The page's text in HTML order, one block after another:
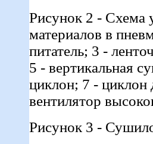
Рисунок 2 - Схема
материалов в
питатель; 3 -
5 - вертикальная
циклон; 7 - циклон
вентилятор
Рисунок 3 -